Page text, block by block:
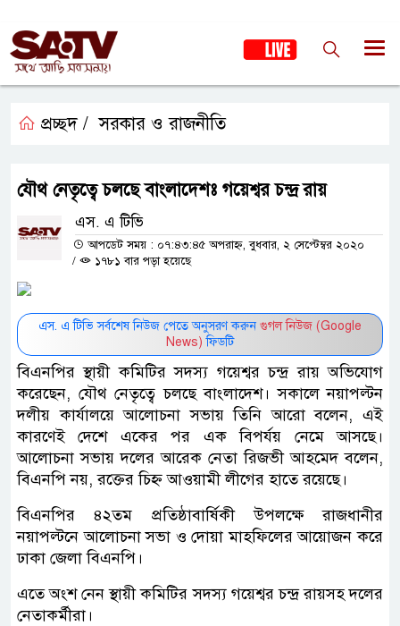
প্রচ্ছদ / সরকার ও রাজনীতি
যৌথ নেতৃত্বে চলছে বাংলাদেশঃ গয়েশ্বর চন্দ্র রায়
এস. এ টিভি
আপডেট সময় : ০৭:৪৩:৪৫ অপরাহ্ন, বুধবার, ২ সেপ্টেম্বর ২০২০
/
১৭৮১ বার পড়া হয়েছে
এস. এ টিভি সর্বশেষ নিউজ পেতে অনুসরণ করুন গুগল নিউজ (Google
News) ফিডটি
বিএনপির স্থায়ী কমিটির সদস্য গয়েশ্বর চন্দ্র রায় অভিযোগ
করেছেন, যৌথ নেতৃত্বে চলছে বাংলাদেশ। সকালে নয়াপল্টন
দলীয় কার্যালয়ে আলোচনা সভায় তিনি আরো বলেন, এই
কারণেই দেশে একের পর এক বিপর্যয় নেমে আসছে।
আলোচনা সভায় দলের আরেক নেতা রিজভী আহমেদ বলেন,
বিএনপি নয়, রক্তের চিহ্ন আওয়ামী লীগের হাতে রয়েছে।
বিএনপির ৪২তম প্রতিষ্ঠাবার্ষিকী উপলক্ষে রাজধানীর
নয়াপল্টনে আলোচনা সভা ও দোয়া মাহফিলের আয়োজন করে
ঢাকা জেলা বিএনপি।
এতে অংশ নেন স্থায়ী কমিটির সদস্য গয়েশ্বর চন্দ্র রায়সহ দলের
নেতাকর্মীরা।